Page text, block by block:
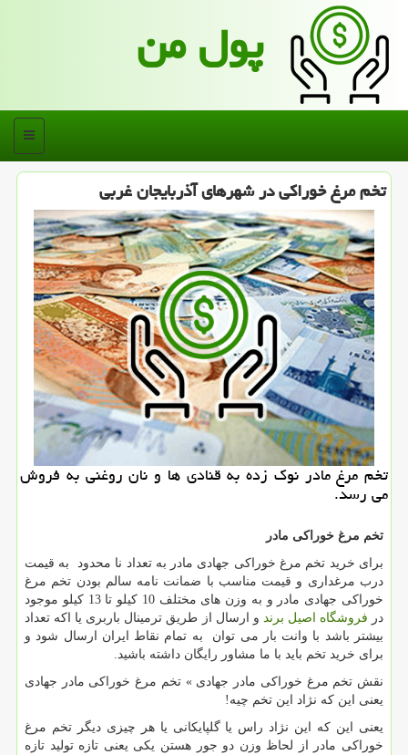
پول من
منو
تخم مرغ خوراكی در شهرهای آذربایجان غربی
تخم مرغ مادر نوك زده به قنادی ها و نان روغنی به فروش
می رسد.
تخم مرغ خوراکی مادر
برای خرید تخم مرغ خوراکی جهادی مادر به تعداد نا محدود به قیمت
درب مرغداری و قیمت مناسب با ضمانت نامه سالم بودن تخم مرغ
خوراکی جهادی مادر و به وزن های مختلف 10 کیلو تا 13 کیلو موجود
در فروشگاه اصیل برند و ارسال از طریق ترمینال باربری یا اکه تعداد
بیشتر باشد با وانت بار می توان به تمام نقاط ایران ارسال شود و
برای خرید تخم باید با ما مشاور رایگان داشته باشید.
نقش تخم مرغ خوراکی مادر جهادی » تخم مرغ خوراکی مادر جهادی
یعنی این که نژاد این تخم چیه!
یعنی این که این نژاد راس یا گلپایکانی یا هر چیزی دیگر تخم مرغ
خوراکی مادر از لحاظ وزن دو جور هستن یکی یعنی تازه تولید تازه